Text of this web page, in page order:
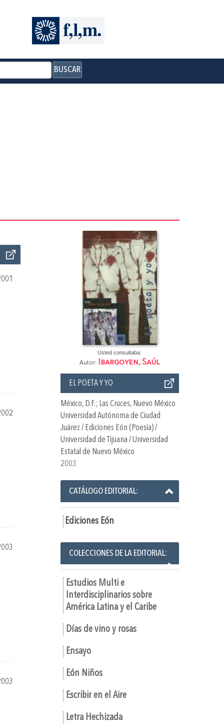
BUSCAR
Usted consultaba:
Autor: Ibargoyen, Saúl
EL POETA Y YO
México, D.F.; Las Cruces, Nuevo México
Universidad Autónoma de Ciudad
Juárez / Ediciones Eón (Poesía) /
Universidad de Tijuana / Universidad
Estatal de Nuevo México
2003
CATÁLOGO EDITORIAL:
Ediciones Eón
COLECCIONES DE LA EDITORIAL:
Estudios Multi e
Interdisciplinarios sobre
América Latina y el Caribe
Días de vino y rosas
Ensayo
Eón Niños
Escribir en el Aire
Letra Hechizada